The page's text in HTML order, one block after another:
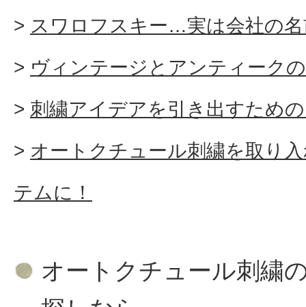
スワロフスキー…実は会社の
ヴィンテージとアンティーク
刺繍アイデアを引き出すため
オートクチュール刺繍を取り
テムに！
オートクチュール刺繍